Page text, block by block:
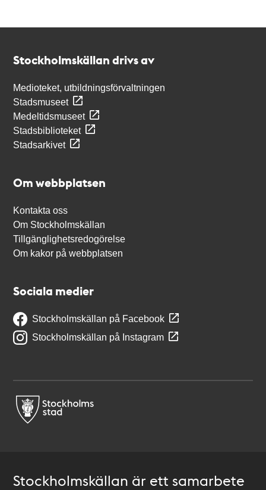
Stockholmskällan drivs av
Medioteket, utbildningsförvaltningen
Stadsmuseet
Medeltidsmuseet
Stadsbiblioteket
Stadsarkivet
Om webbplatsen
Kontakta oss
Om Stockholmskällan
Tillgänglighetsredogörelse
Om kakor på webbplatsen
Sociala medier
Stockholmskällan på Facebook
Stockholmskällan på Instagram
Stockholmskällan är ett samarbete